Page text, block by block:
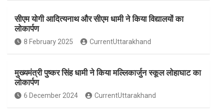
ce
b
o
o
k
s
A
p
p
ar
e
सीएम योगी आदित्यनाथ और सीएम धामी ने किया विद्यालयों का
लोकार्पण
8 February 2025 CurrentUttarakhand
मुख्यमंत्री पुष्कर सिंह धामी ने किया मल्लिकार्जुन स्कूल लोहाघाट का
लोकार्पण
6 December 2024 CurrentUttarakhand